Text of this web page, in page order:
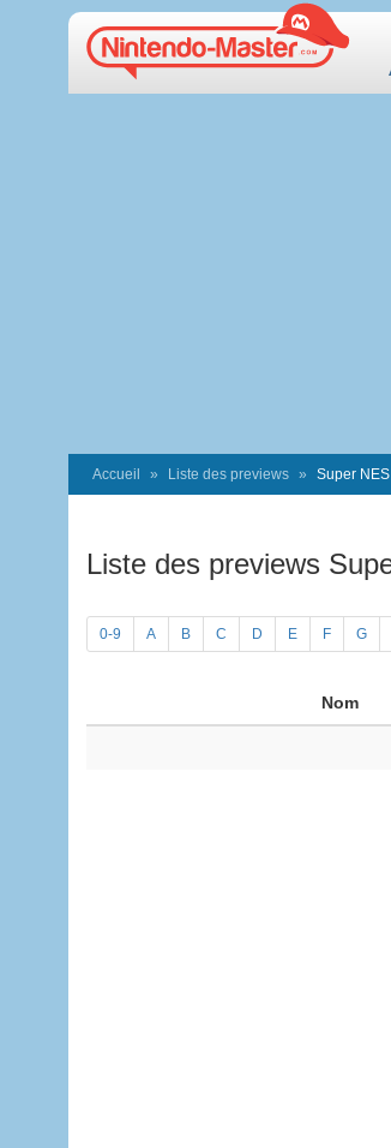
Accueil Liste des previews Super NES
Liste des previews
0-9 A B C D E F G
Nom